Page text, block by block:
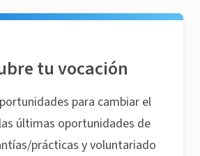
tu vocación
para cambiar el
últimas oportunidades de
prácticas y voluntariado